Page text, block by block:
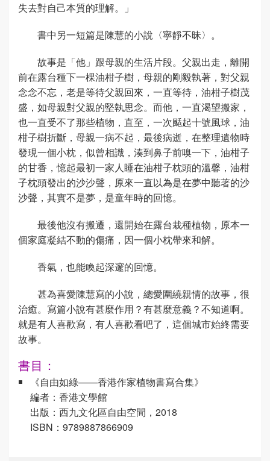
失去對自己本質的理解。」
書中另一短篇是陳慧的小說〈寧靜不昧〉。
故事是「他」跟母親的生活片段。父親出走，離開
前在露台種下一棵油柑子樹，母親的剛毅執著，對父親
念念不忘，老是等待父親回來，一直等待，油柑子樹茂
盛，如母親對父親的堅執思念。而他，一直渴望搬家，
也一直受不了那些植物，直至，一次颳起十號風球，油
柑子樹折斷，母親一病不起，最後病逝，在整理遺物時
發現一個小枕，似曾相識，湊到鼻子前嗅一下，油柑子
的甘香，憶起最初一家人睡在油柑子枕頭的溫馨，油柑
子枕頭發出的沙沙聲，原來一直以為是在夢中聽著的沙
沙聲，其實不是夢，是童年時的回憶。
最後他沒有搬遷，還開始在露台栽種植物，原本一
個家庭凝結不動的傷痛，因一個小枕帶來和解。
香氣，也能喚起深邃的回憶。
甚為喜愛陳慧寫的小說，總愛圍繞親情的故事，很
治癒。寫篇小說有甚麼作用？有甚麼意義？不知道啊。
就是有人喜歡寫，有人喜歡看吧了，這個城市始終需要
故事。
書目：
《自由如綠——香港作家植物書寫合集》
編者：香港文學館
出版：西九文化區自由空間，2018
ISBN：9789887866909